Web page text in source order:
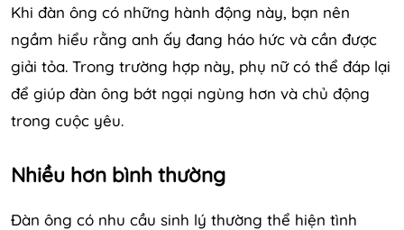
Khi đàn ông có những hành động này, bạn nên
ngầm hiểu rằng anh ấy đang háo hức và cần được
giải tỏa. Trong trường hợp này, phụ nữ có thể đáp lại
để giúp đàn ông bớt ngại ngùng hơn và chủ động
trong cuộc yêu.
Nhiều hơn bình thường
Đàn ông có nhu cầu sinh lý thường thể hiện tình